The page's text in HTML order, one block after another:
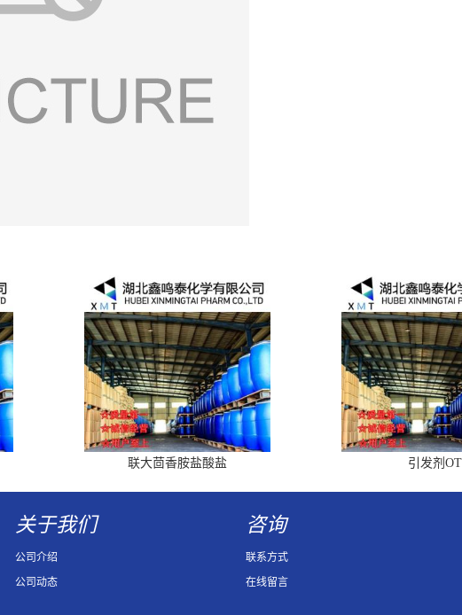
联大茴香胺盐酸盐 引发剂OT
关于我们
公司介绍
公司动态
咨询
联系方式
在线留言